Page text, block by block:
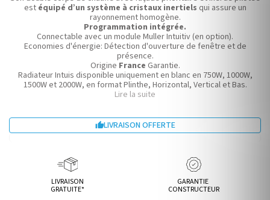
est équipé d’un système à cristaux inertiels qui assure un
rayonnement homogène.
Programmation intégrée.
Connectable avec un module Muller Intuitiv (en option).
Economies d'énergie: Détection d'ouverture de fenêtre et de
présence.
Origine France Garantie.
Radiateur Intuis disponible uniquement en blanc en 750W, 1000W,
1500W et 2000W, en format Plinthe, Horizontal, Vertical et Bas.
Lire la suite
LIVRAISON OFFERTE
LIVRAISON
GRATUITE*
GARANTIE
CONSTRUCTEUR